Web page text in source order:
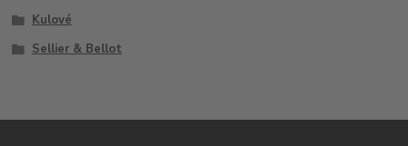
Kulové
Sellier & Bellot